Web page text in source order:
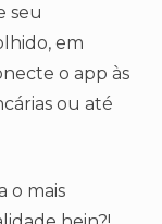
seu
em
o app às
ou até
o mais